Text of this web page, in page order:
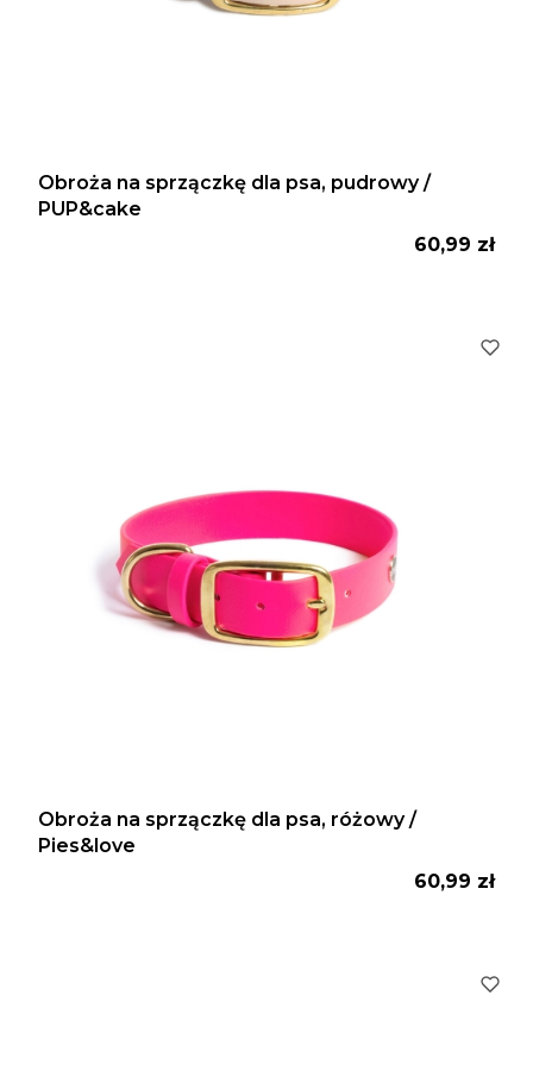
Obroża na sprzączkę dla psa, pudrowy /
PUP&cake
Cena
60,99 zł
Obroża na sprzączkę dla psa, różowy /
Pies&love
Cena
60,99 zł